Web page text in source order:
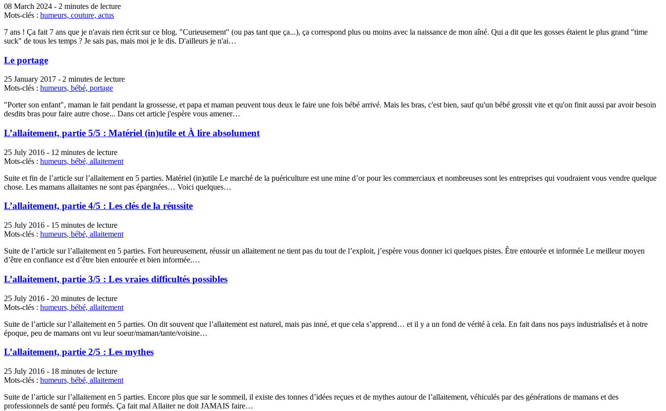
08 March 2024 - 2 minutes de lecture
Mots-clés : humeurs, couture, actus
7 ans ! Ça fait 7 ans que je n'avais rien écrit sur ce blog. "Curieusement" (ou pas tant que ça...), ça correspond plus ou moins avec la naissance de mon aîné. Qui a dit que les gosses étaient le plus grand "time
suck" de tous les temps ? Je sais pas, mais moi je le dis. D'ailleurs je n'ai…
Le portage
25 January 2017 - 2 minutes de lecture
Mots-clés : humeurs, bébé, portage
"Porter son enfant", maman le fait pendant la grossesse, et papa et maman peuvent tous deux le faire une fois bébé arrivé. Mais les bras, c'est bien, sauf qu'un bébé grossit vite et qu'on finit aussi par avoir besoin
desdits bras pour faire autre chose... Dans cet article j'espère vous amener…
L’allaitement, partie 5/5 : Matériel (in)utile et À lire absolument
25 July 2016 - 12 minutes de lecture
Mots-clés : humeurs, bébé, allaitement
Suite et fin de l’article sur l’allaitement en 5 parties. Matériel (in)utile Le marché de la puériculture est une mine d’or pour les commerciaux et nombreuses sont les entreprises qui voudraient vous vendre quelque
chose. Les mamans allaitantes ne sont pas épargnées… Voici quelques…
L’allaitement, partie 4/5 : Les clés de la réussite
25 July 2016 - 15 minutes de lecture
Mots-clés : humeurs, bébé, allaitement
Suite de l’article sur l’allaitement en 5 parties. Fort heureusement, réussir un allaitement ne tient pas du tout de l’exploit, j’espère vous donner ici quelques pistes. Être entourée et informée Le meilleur moyen
d’être en confiance est d’être bien entourée et bien informée.…
L’allaitement, partie 3/5 : Les vraies difficultés possibles
25 July 2016 - 20 minutes de lecture
Mots-clés : humeurs, bébé, allaitement
Suite de l’article sur l’allaitement en 5 parties. On dit souvent que l’allaitement est naturel, mais pas inné, et que cela s’apprend… et il y a un fond de vérité à cela. En fait dans nos pays industrialisés et à notre
époque, peu de mamans ont vu leur soeur/maman/tante/voisine…
L’allaitement, partie 2/5 : Les mythes
25 July 2016 - 18 minutes de lecture
Mots-clés : humeurs, bébé, allaitement
Suite de l’article sur l’allaitement en 5 parties. Encore plus que sur le sommeil, il existe des tonnes d’idées reçues et de mythes autour de l’allaitement, véhiculés par des générations de mamans et des
professionnels de santé peu formés. Ça fait mal Allaiter ne doit JAMAIS faire…